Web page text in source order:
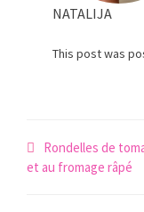
NATALIJA
This post was
Navigation
de
Rondelles de
et au fromage râpé